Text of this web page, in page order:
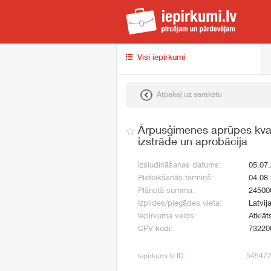
Visi iepirkumi
Atpakaļ uz sarakstu
Ārpusģimenes aprūpes
izstrāde un aprobācija
Izsludināšanas datums:
Pieteikšanās termiņš:
Plānotā summa:
Izpildes/piegādes vieta:
Latvija
Iepirkuma veids:
CPV kodi:
Iepirkumi.lv ID: